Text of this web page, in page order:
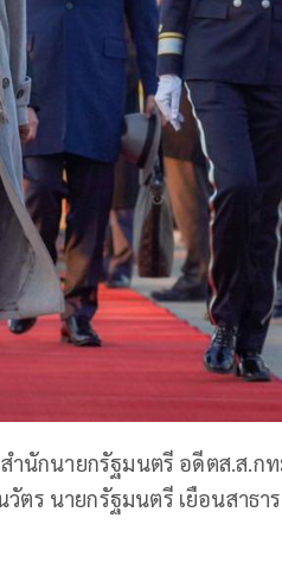
ำนักนายกรัฐมนตรี อดีตส.ส.ก
ตร นายกรัฐมนตรี เยือนสาธา